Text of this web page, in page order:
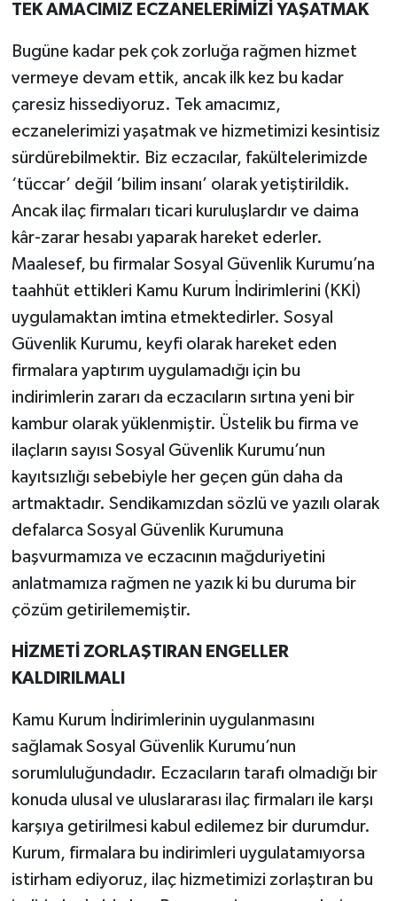
TEK AMACIMIZ ECZANELERİMİZİ YAŞATMAK
Bugüne kadar pek çok zorluğa rağmen hizmet
vermeye devam ettik, ancak ilk kez bu kadar
çaresiz hissediyoruz. Tek amacımız,
eczanelerimizi yaşatmak ve hizmetimizi kesintisiz
sürdürebilmektir. Biz eczacılar, fakültelerimizde
‘tüccar’ değil ‘bilim insanı’ olarak yetiştirildik.
Ancak ilaç firmaları ticari kuruluşlardır ve daima
kâr-zarar hesabı yaparak hareket ederler.
Maalesef, bu firmalar Sosyal Güvenlik Kurumu’na
taahhüt ettikleri Kamu Kurum İndirimlerini (KKİ)
uygulamaktan imtina etmektedirler. Sosyal
Güvenlik Kurumu, keyfi olarak hareket eden
firmalara yaptırım uygulamadığı için bu
indirimlerin zararı da eczacıların sırtına yeni bir
kambur olarak yüklenmiştir. Üstelik bu firma ve
ilaçların sayısı Sosyal Güvenlik Kurumu’nun
kayıtsızlığı sebebiyle her geçen gün daha da
artmaktadır. Sendikamızdan sözlü ve yazılı olarak
defalarca Sosyal Güvenlik Kurumuna
başvurmamıza ve eczacının mağduriyetini
anlatmamıza rağmen ne yazık ki bu duruma bir
çözüm getirilememiştir.
HİZMETİ ZORLAŞTIRAN ENGELLER
KALDIRILMALI
Kamu Kurum İndirimlerinin uygulanmasını
sağlamak Sosyal Güvenlik Kurumu’nun
sorumluluğundadır. Eczacıların tarafı olmadığı bir
konuda ulusal ve uluslararası ilaç firmaları ile karşı
karşıya getirilmesi kabul edilemez bir durumdur.
Kurum, firmalara bu indirimleri uygulatamıyorsa
istirham ediyoruz, ilaç hizmetimizi zorlaştıran bu